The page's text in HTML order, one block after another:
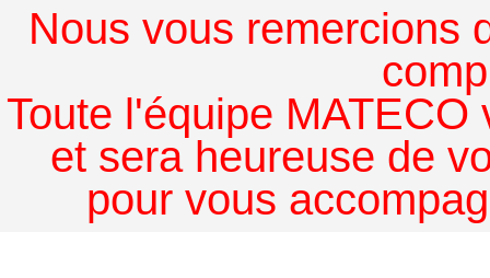
Nous vous remercions
Toute l'équipe
et sera heureuse de
pour vous